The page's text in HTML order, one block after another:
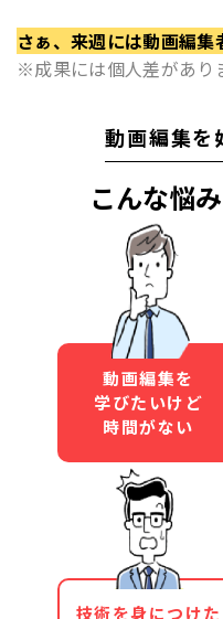
さぁ、来週には動画編集
※成果には個人差があり
動画編集を
こんな悩
動画編集を
学びたいけど
時間がない
技術を身につけた